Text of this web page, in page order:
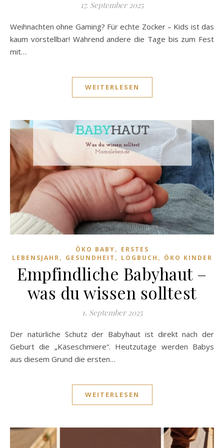
17. September 2025
Weihnachten ohne Gaming? Für echte Zocker – Kids ist das
kaum vorstellbar! Während andere die Tage bis zum Fest
mit…
WEITERLESEN
ÖKO BABY, ERSTES
LEBENSJAHR, GESUNDHEIT , LOGBUCH , ÖKO KINDER
Empfindliche Babyhaut –
was du wissen solltest
1. September 2025
Der natürliche Schutz der Babyhaut ist direkt nach der
Geburt die „Käseschmiere“. Heutzutage werden Babys
aus diesem Grund die ersten…
WEITERLESEN